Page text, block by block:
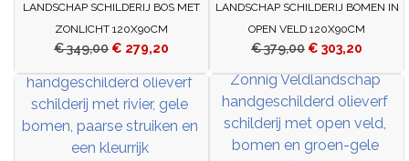
LANDSCHAP SCHILDERIJ BOS MET
ZONLICHT 120X90CM
€349,00 € 279,20
LANDSCHAP SCHILDERIJ BOMEN IN
OPEN VELD 120X90CM
€379,00 € 303,20